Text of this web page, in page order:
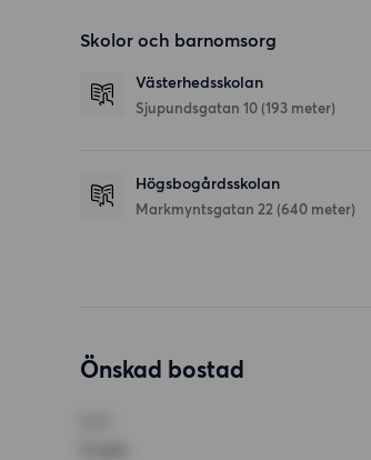
Skolor och barnomsorg
Västerhedsskolan
Sjupundsgatan 10 (193 meter)
Högsbogårdsskolan
Markmyntsgatan 22 (640 meter)
Önskad bostad